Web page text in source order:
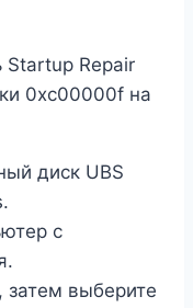
Startup Repair
0xc00000f на
диск UBS
с
выберите